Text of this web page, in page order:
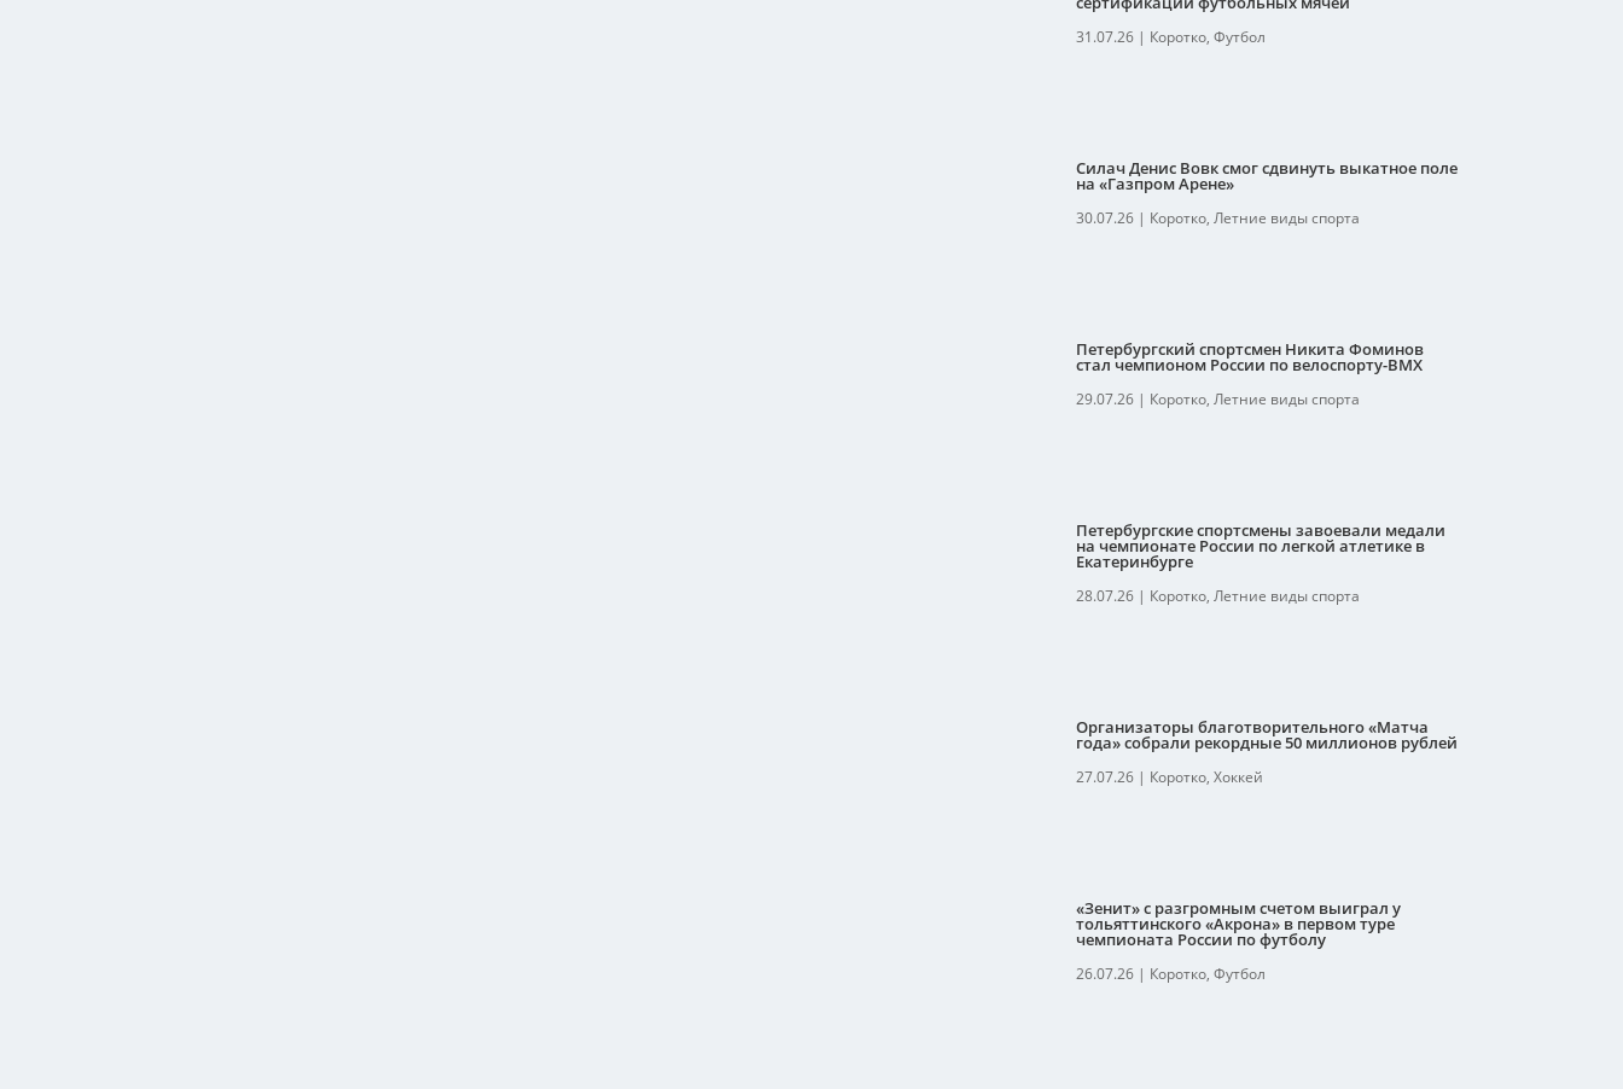
31.07.26| Коротко, Футбол
Силач Денис Вовк смог сдвинуть выкатное поле
на «Газпром Арене»
30.07.26| Коротко, Летние виды спорта
Петербургский спортсмен Никита Фоминов
стал чемпионом России по велоспорту-ВМХ
29.07.26| Коротко, Летние виды спорта
Петербургские спортсмены завоевали медали
на чемпионате России по легкой атлетике в
Екатеринбурге
28.07.26| Коротко, Летние виды спорта
Организаторы благотворительного «Матча
года» собрали рекордные 50 миллионов рублей
27.07.26| Коротко, Хоккей
«Зенит» с разгромным счетом выиграл у
тольяттинского «Акрона» в первом туре
чемпионата России по футболу
26.07.26| Коротко, Футбол